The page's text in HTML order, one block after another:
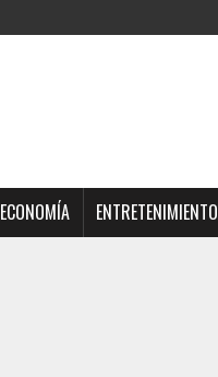
ECONOMÍA ENTRETENIMIENTO